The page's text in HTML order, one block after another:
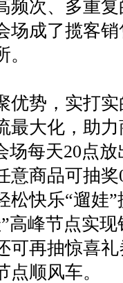
频次、多重
场成了揽客
优势，实打
最大化，助
场每天20点
意商品可抽
松快乐“遛娃
高峰节点实
可再抽惊喜
顺风车。